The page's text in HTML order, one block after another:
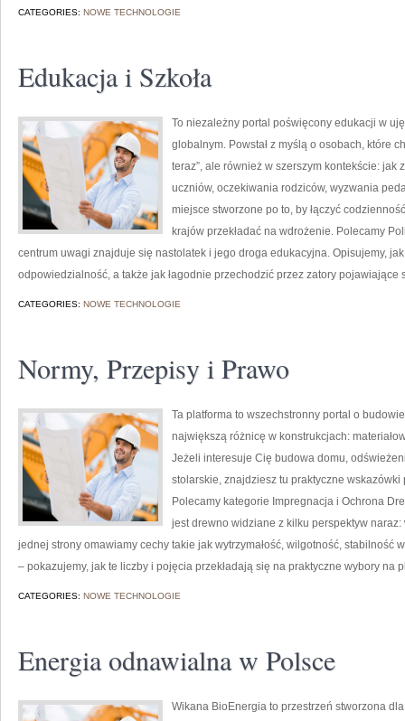
CATEGORIES: NOWE TECHNOLOGIE
Edukacja i Szkoła
To niezależny portal poświęcony edukacji w
globalnym. Powstał z myślą o osobach, które
teraz”, ale również w szerszym kontekście: jak
uczniów, oczekiwania rodziców, wyzwania
miejsce stworzone po to, by łączyć
krajów przekładać na wdrożenie. Polecamy
centrum uwagi znajduje się nastolatek i jego droga edukacyjna. Opisujemy,
odpowiedzialność, a także jak łagodnie przechodzić przez zatory pojawiające
CATEGORIES: NOWE TECHNOLOGIE
Normy, Przepisy i Prawo
Ta platforma to wszechstronny portal o
największą różnicę w konstrukcjach:
Jeżeli interesuje Cię budowa domu,
stolarskie, znajdziesz tu praktyczne
Polecamy kategorie Impregnacja i Ochrona
jest drewno widziane z kilku perspektyw
jednej strony omawiamy cechy takie jak wytrzymałość, wilgotność, stabilność
– pokazujemy, jak te liczby i pojęcia przekładają się na praktyczne wybory na
CATEGORIES: NOWE TECHNOLOGIE
Energia odnawialna w Polsce
Wikana BioEnergia to przestrzeń stworzona